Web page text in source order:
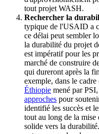
tout projet WASH.
Rechercher la
typique de l'USAID a
ce délai peut sembler
la durabilité du projet
est impératif pour les
marché de construire
qui dureront après la
exemple, dans le cadre
Éthiopie mené par
approches pour
identifié les succès et
tout au long de la
solide vers la